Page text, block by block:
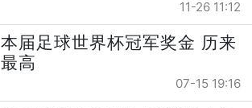
11-26 11:12
本届足球世界杯冠军奖金 历来
最高
07-15 19:16